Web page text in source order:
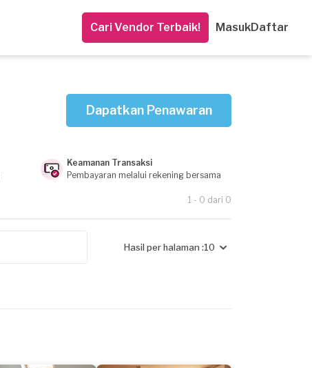
Cari Vendor Terbaik! MasukDaftar
Dapatkan Penawaran
Keamanan Transaksi
Pembayaran melalui rekening bersama
1 - 0 dari 0
Hasil per halaman :10